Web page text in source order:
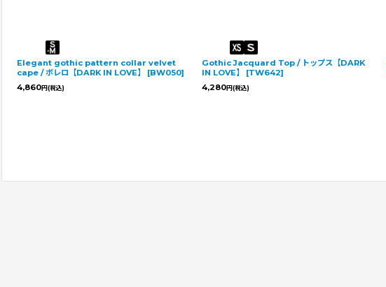
Elegant gothic pattern collar velvet
cape / ボレロ【DARK IN LOVE】
[BW050]
4,860円 (税込)
Gothic Jacquard Top / トップス【DARK
IN LOVE】
[TW642]
4,280円 (税込)